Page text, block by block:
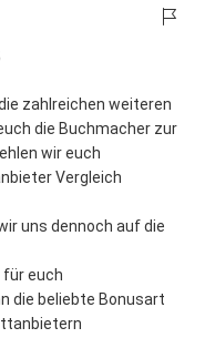
zahlreichen weiteren
die Buchmacher zur
wir euch
Vergleich
uns dennoch auf die
für euch
die beliebte Bonusart